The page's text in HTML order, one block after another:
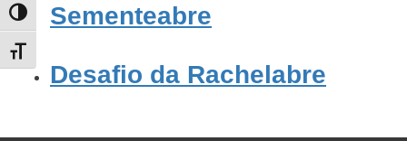
TOGGLE HIGH CONTRAST
TOGGLE FONT SIZE
Sementeabre
Desafio da Rachelabre